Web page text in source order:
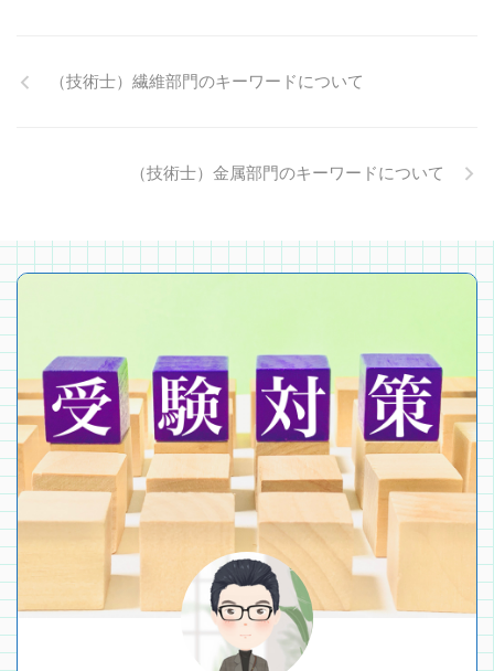
（技術士）繊維部門のキーワードについて
（技術士）金属部門のキーワードについて